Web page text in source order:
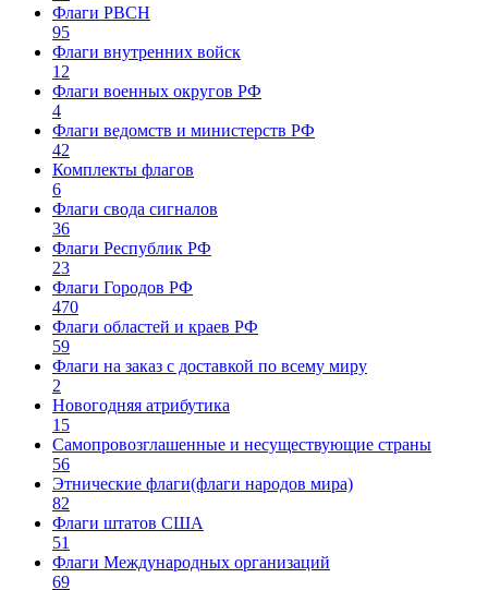
Флаги РВСН
95
Флаги внутренних войск
12
Флаги военных округов РФ
4
Флаги ведомств и министерств РФ
42
Комплекты флагов
6
Флаги свода сигналов
36
Флаги Республик РФ
23
Флаги Городов РФ
470
Флаги областей и краев РФ
59
Флаги на заказ с доставкой по всему миру
2
Новогодняя атрибутика
15
Самопровозглашенные и несуществующие страны
56
Этнические флаги(флаги народов мира)
82
Флаги штатов США
51
Флаги Международных организаций
69